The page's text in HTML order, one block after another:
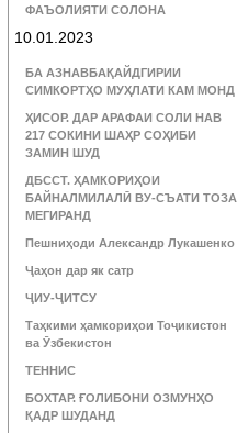
ФАЪОЛИЯТИ СОЛОНА
10.01.2023
БА АЗНАВБАҚАЙДГИРИИ
СИМКОРТҲО МУҲЛАТИ КАМ МОНД
ҲИСОР. ДАР АРАФАИ СОЛИ НАВ
217 СОКИНИ ШАҲР СОҲИБИ
ЗАМИН ШУД
ДБССТ. ҲАМКОРИҲОИ
БАЙНАЛМИЛАЛӢ ВУ-СЪАТИ ТОЗА
МЕГИРАНД
Пешниҳоди Александр Лукашенко
Ҷаҳон дар як сатр
ҶИУ-ҶИТСУ
Таҳкими ҳамкориҳои Тоҷикистон
ва Ӯзбекистон
ТЕННИС
БОХТАР. ҒОЛИБОНИ ОЗМУНҲО
ҚАДР ШУДАНД